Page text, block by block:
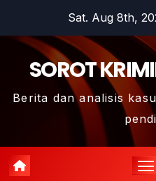
content
Sat. Aug 8th,
SOROT
Berita dan analisis